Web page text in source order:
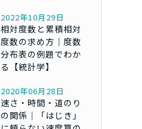
2022年10月29日
相対度数と累積相対
度数の求め方｜度数
分布表の例題でわか
る【統計学】
2020年06月28日
速さ・時間・道のり
の関係｜「はじき」